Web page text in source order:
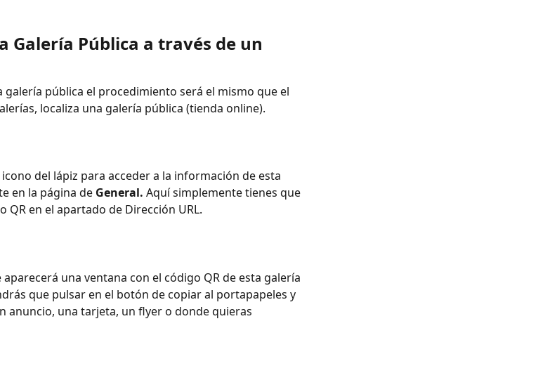
Galería Pública a través de un
pública el procedimiento será el mismo que el
localiza una galería pública (tienda online).
del lápiz para acceder a la información de esta
en la página de General. Aquí simplemente tienes que
QR en el apartado de Dirección URL.
una ventana con el código QR de esta galería
que pulsar en el botón de copiar al portapapeles y
anuncio, una tarjeta, un flyer o donde quieras